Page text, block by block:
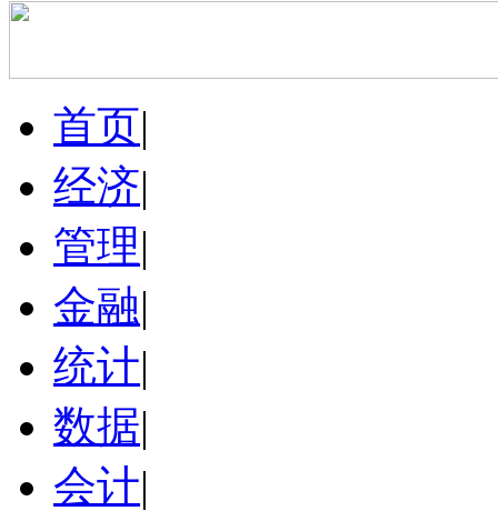
首页|
经济|
管理|
金融|
统计|
数据|
会计|